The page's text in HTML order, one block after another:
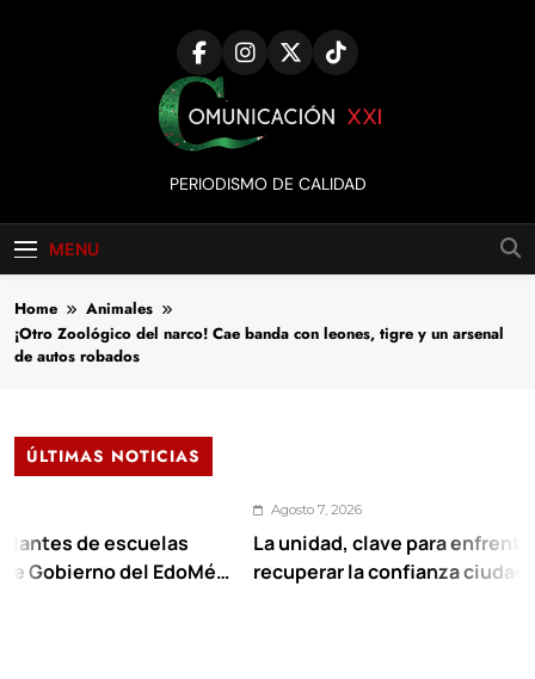
Comunicación
XXI
PERIODISMO DE CALIDAD
MENU
Home
Animales
¡Otro Zoológico del narco! Cae banda con leones, tigre y un arsenal
de autos robados
ÚLTIMAS NOTICIAS
escuelas
del EdoMéx
Agosto 7, 2026
La unidad, clave para enfrentar los
recuperar la confianza ciudadana: